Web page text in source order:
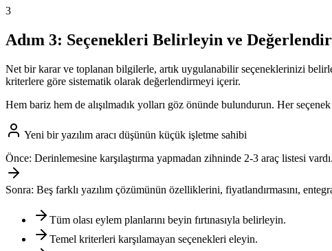
3
Adım 3: Seçenekleri Belirleyin ve
Net bir karar ve toplanan bilgilerle, artık uygulanabilir seçeneklerinizi
kriterlere göre sistematik olarak değerlendirmeyi içerir.
Hem bariz hem de alışılmadık yolları göz önünde bulundurun. Her
Yeni bir yazılım aracı düşünün küçük işletme sahibi
Önce: Derinlemesine karşılaştırma yapmadan zihninde 2-3 araç listesi vardı.
Sonra: Beş farklı yazılım çözümünün özelliklerini, fiyatlandırmasını,
Tüm olası eylem planlarını beyin fırtınasıyla belirleyin.
Temel kriterleri karşılamayan seçenekleri eleyin.